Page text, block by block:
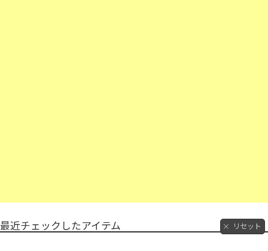
最近チェックしたアイテム リセット